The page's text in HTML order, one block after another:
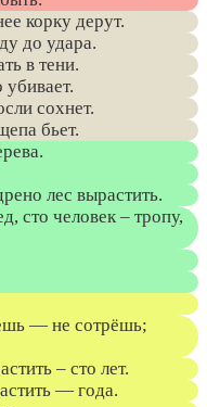
корку дерут.
до удара.
в тени.
убивает.
сохнет.
бьет.
лес вырастить.
сто человек – тропу,
— не сотрёшь;
– сто лет.
— года.